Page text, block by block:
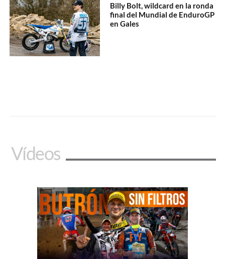
Billy Bolt, wildcard en la ronda
final del Mundial de EnduroGP
en Gales
Vídeos